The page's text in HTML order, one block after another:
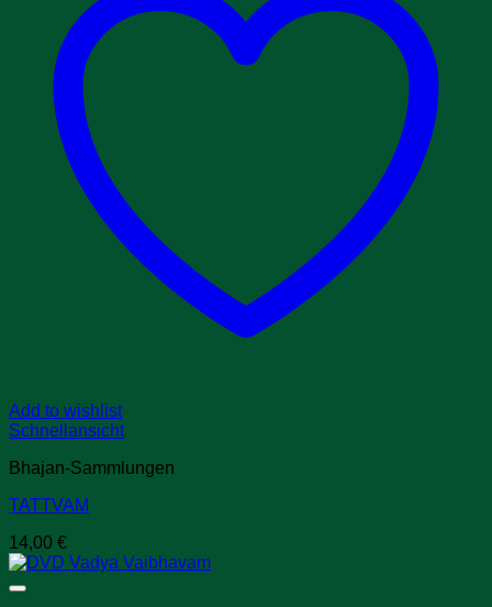
Add to wishlist
Schnellansicht
Bhajan-Sammlungen
TATTVAM
14,00 €